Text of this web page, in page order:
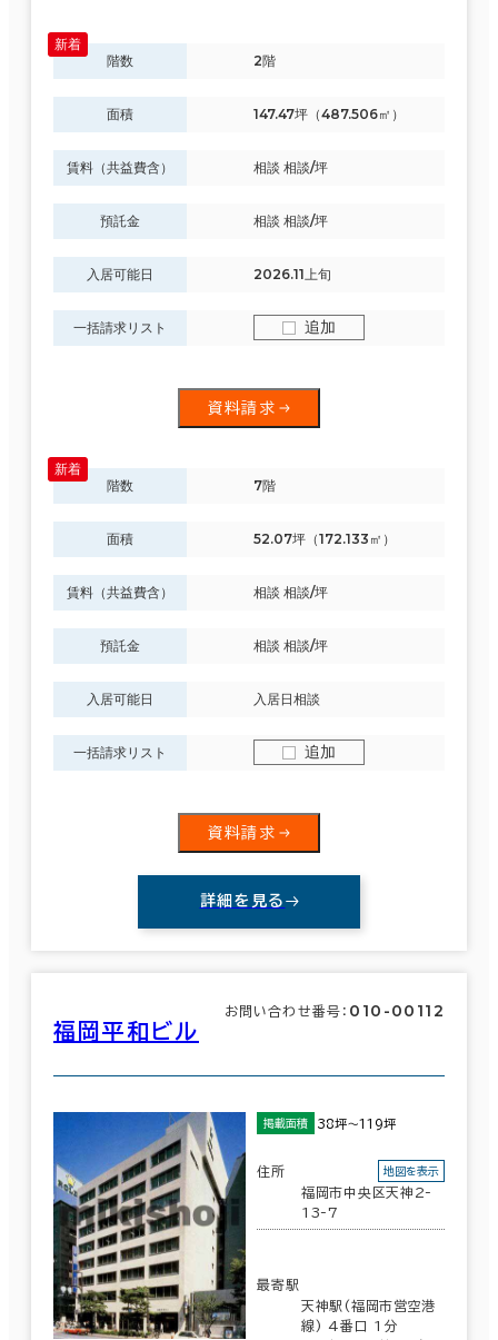
階数 2階
面積 147.47坪（487.506㎡）
賃料（共益費含） 相談 相談/坪
預託金 相談 相談/坪
入居可能日 2026.11上旬
一括請求リスト 追加
資料請求
階数 7階
面積 52.07坪（172.133㎡）
賃料（共益費含） 相談 相談/坪
預託金 相談 相談/坪
入居可能日 入居日相談
一括請求リスト 追加
資料請求
詳細を見る
福岡平和ビル
お問い合わせ番号： 010-00112
掲載面積 38坪～119坪
住所
福岡市中央区天神2-
13-7
地図を表示
最寄駅
天神駅(福岡市営空港
線) 4番口 1分